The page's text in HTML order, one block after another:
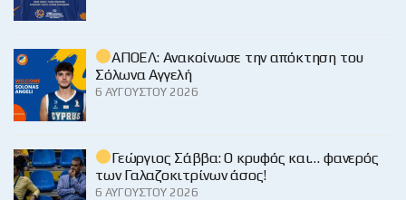
ΑΠΟΕΛ: Ανακοίνωσε την απόκτηση του
Σόλωνα Αγγελή
6 ΑΥΓΟΎΣΤΟΥ 2026
Γεώργιος Σάββα: Ο κρυφός και… φανερός
των Γαλαζοκιτρίνων άσος!
6 ΑΥΓΟΎΣΤΟΥ 2026